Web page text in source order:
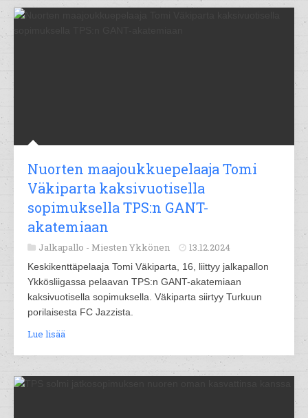
Nuorten maajoukkuepelaaja Tomi
Väkiparta kaksivuotisella
sopimuksella TPS:n GANT-
akatemiaan
Jalkapallo - Miesten Ykkönen 13.12.2024
Keskikenttäpelaaja Tomi Väkiparta, 16, liittyy jalkapallon
Ykkösliigassa pelaavan TPS:n GANT-akatemiaan
kaksivuotisella sopimuksella. Väkiparta siirtyy Turkuun
porilaisesta FC Jazzista.
Lue lisää